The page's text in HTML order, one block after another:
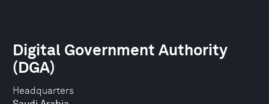
Headquarters
Digital Government Authority
(DGA)